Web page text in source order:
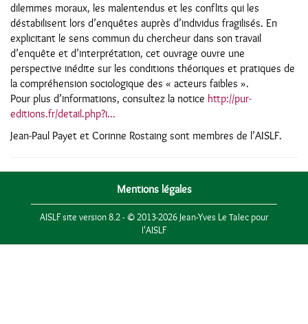
dilemmes moraux, les malentendus et les conflits qui les
déstabilisent lors d’enquêtes auprès d’individus fragilisés. En
explicitant le sens commun du chercheur dans son travail
d’enquête et d’interprétation, cet ouvrage ouvre une
perspective inédite sur les conditions théoriques et pratiques de
la compréhension sociologique des « acteurs faibles ».
Pour plus d’informations, consultez la notice http://pur-
editions.fr/detail.php?i...
Jean-Paul Payet et Corinne Rostaing sont membres de l’AISLF.
Mentions légales
AISLF site version 8.2 - © 2013-2026 Jean-Yves Le Talec pour
l'AISLF